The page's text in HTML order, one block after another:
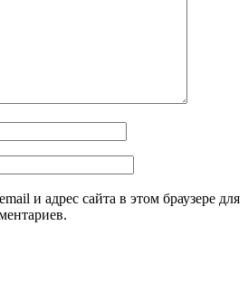
и адрес сайта в этом браузере для